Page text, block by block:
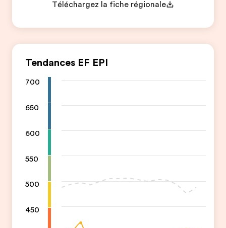
Téléchargez la fiche régionale
Tendances EF EPI
700
650
600
550
500
450